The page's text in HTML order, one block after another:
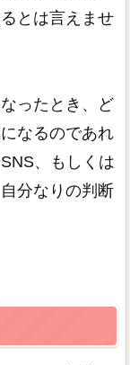
とは言えませ
ったとき、ど
なるのであれ
、もしくは
分なりの判断